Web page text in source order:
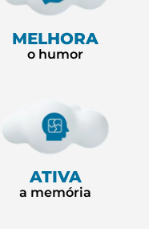
MELHORA
o humor
ATIVA
a memória